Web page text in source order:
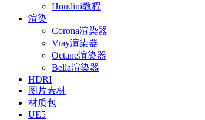
Houdini教程
渲染
Corona渲染器
Vray渲染器
Octane渲染器
Bella渲染器
HDRI
图片素材
材质包
UE5